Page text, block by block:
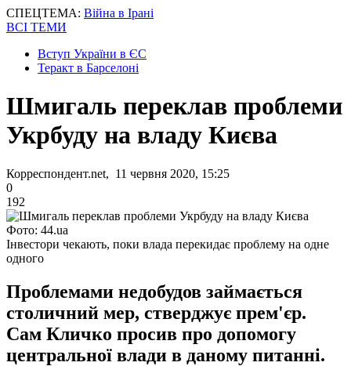
СПЕЦТЕМА: Війна в Ірані
ВСІ ТЕМИ
Вступ України в ЄС
Теракт в Барселоні
Шмигаль переклав проблеми
Укрбуду на владу Києва
Корреспондент.net, 11 червня 2020, 15:25
0
192
Фото: 44.ua
Інвестори чекають, поки влада перекидає проблему на одне
одного
Проблемами недобудов займається
столичний мер, стверджує прем'єр.
Сам Кличко просив про допомогу
центральної влади в даному питанні.